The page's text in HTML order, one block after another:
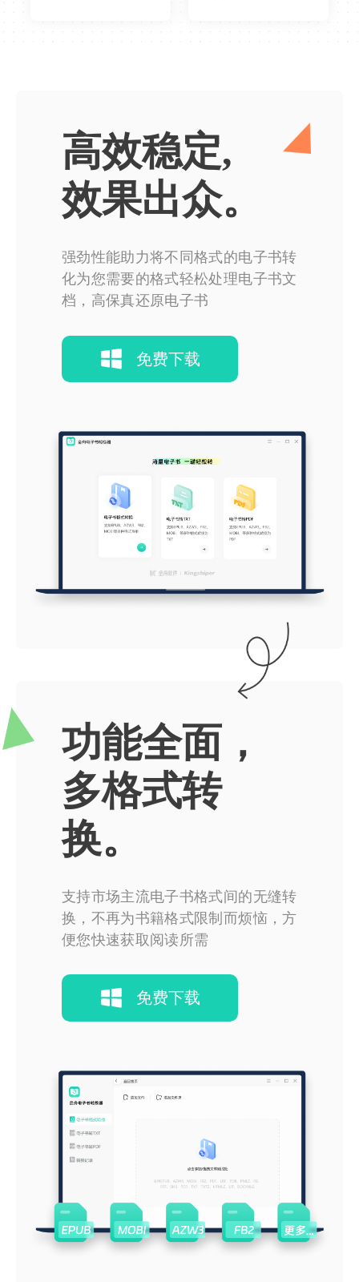
高效稳定,
效果出众。
强劲性能助力将不同格式的电子书转
化为您需要的格式轻松处理电子书文
档，高保真还原电子书
免费下载
功能全面，
多格式转
换。
支持市场主流电子书格式间的无缝转
换，不再为书籍格式限制而烦恼，方
便您快速获取阅读所需
免费下载